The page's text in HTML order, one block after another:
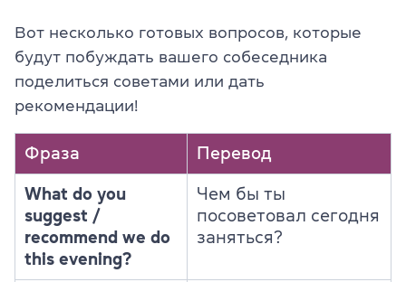
Вот несколько готовых вопросов, которые
будут побуждать вашего собеседника
поделиться советами или дать
рекомендации!
Фраза Перевод
What do you
suggest /
recommend we do
this evening?
Чем бы ты
посоветовал сегодня
заняться?